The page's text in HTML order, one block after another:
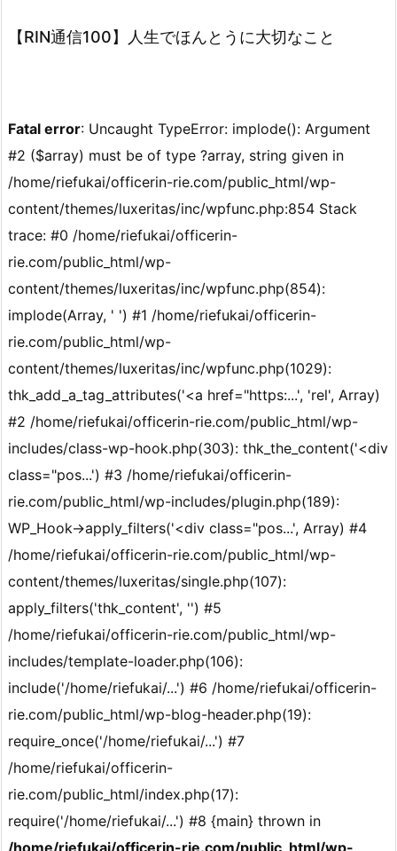
【RIN通信100】人生でほんとうに大切なこと
Fatal error: Uncaught TypeError: implode(): Argument
#2 ($array) must be of type ?array, string given in
/home/riefukai/officerin-rie.com/public_html/wp-
content/themes/luxeritas/inc/wpfunc.php:854 Stack
trace: #0 /home/riefukai/officerin-
rie.com/public_html/wp-
content/themes/luxeritas/inc/wpfunc.php(854):
implode(Array, ' ') #1 /home/riefukai/officerin-
rie.com/public_html/wp-
content/themes/luxeritas/inc/wpfunc.php(1029):
thk_add_a_tag_attributes('<a href="https:...', 'rel', Array)
#2 /home/riefukai/officerin-rie.com/public_html/wp-
includes/class-wp-hook.php(303): thk_the_content('<div
class="pos...') #3 /home/riefukai/officerin-
rie.com/public_html/wp-includes/plugin.php(189):
WP_Hook->apply_filters('<div class="pos...', Array) #4
/home/riefukai/officerin-rie.com/public_html/wp-
content/themes/luxeritas/single.php(107):
apply_filters('thk_content', '') #5
/home/riefukai/officerin-rie.com/public_html/wp-
includes/template-loader.php(106):
include('/home/riefukai/...') #6 /home/riefukai/officerin-
rie.com/public_html/wp-blog-header.php(19):
require_once('/home/riefukai/...') #7
/home/riefukai/officerin-
rie.com/public_html/index.php(17):
require('/home/riefukai/...') #8 {main} thrown in
/home/riefukai/officerin-rie.com/public_html/wp-